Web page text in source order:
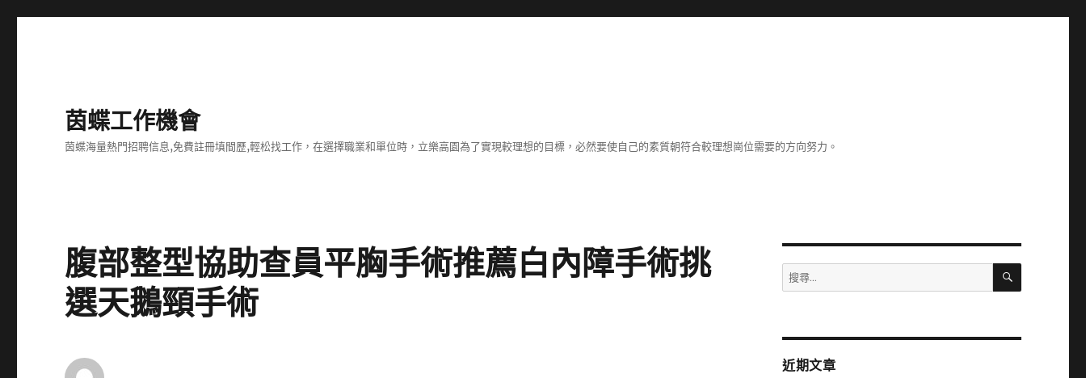
茵蝶工作機會
茵蝶海量熱門招聘信息,免費註冊填間歷,輕松找工作，在選擇職業和單位時，立樂高園為了實現較理想的目標，必然要使自己的素質朝符合較理想崗位需要的方向努力。
腹部整型協助查員平胸手術推薦白內障手術挑
選天鵝頸手術
搜
尋
字:
搜
近期文章